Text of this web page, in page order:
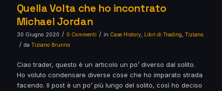
Quella Volta che ho incontrato
Michael Jordan
30 Giugno 2020 / 0 Commenti / in Case History, Libri di Trading, Tiziano
/ da Tiziano Brunno
Ciao trader, questo è un articolo un po’ diverso dal solito.
Ho voluto condensare diverse cose che ho imparato strada
facendo. Il post è un po’ più lungo del solito, così ho deciso